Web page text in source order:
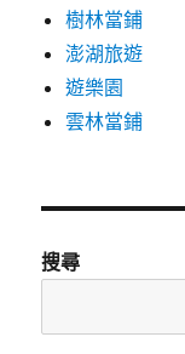
樹林當鋪
澎湖旅遊
遊樂園
雲林當鋪
搜尋